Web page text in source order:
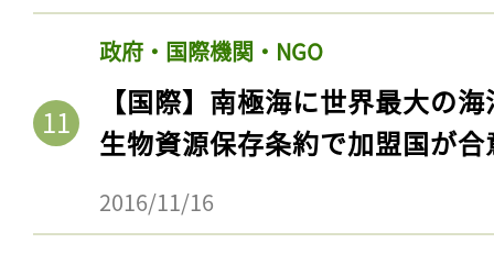
政府・国際機関・NGO
【国際】南極海に世界最大の
生物資源保存条約で加盟国が合
2016/11/16